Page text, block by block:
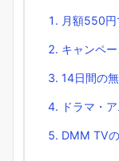
月額550円
キャンペ
14日間の
ドラマ・
DMM TV